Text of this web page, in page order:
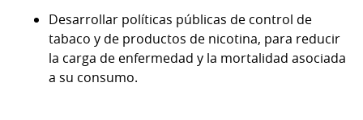
Desarrollar políticas públicas de control de
tabaco y de productos de nicotina, para reducir
la carga de enfermedad y la mortalidad asociada
a su consumo.